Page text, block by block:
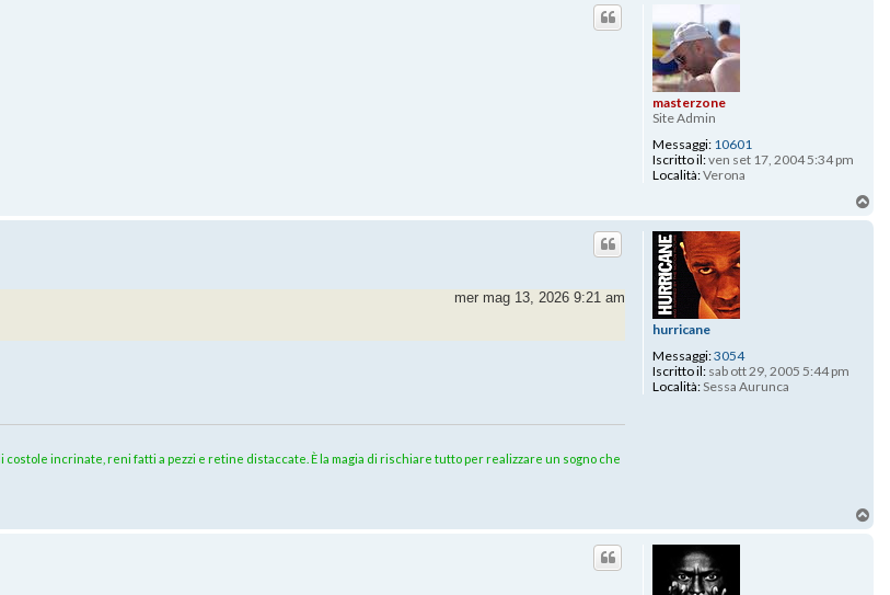
masterzone
Site Admin
Messaggi: 10601
Iscritto il:ven set 17, 2004 5:34 pm
Località:Verona
hurricane
Messaggi:3054
Iscritto il: sab ott 29, 2005 5:44 pm
Località:Sessa Aurunca
mer mag 13, 2026 9:21 am
costole incrinate, reni fatti a pezzi e retine distaccate. È la magia di rischiare tutto per realizzare un sogno che